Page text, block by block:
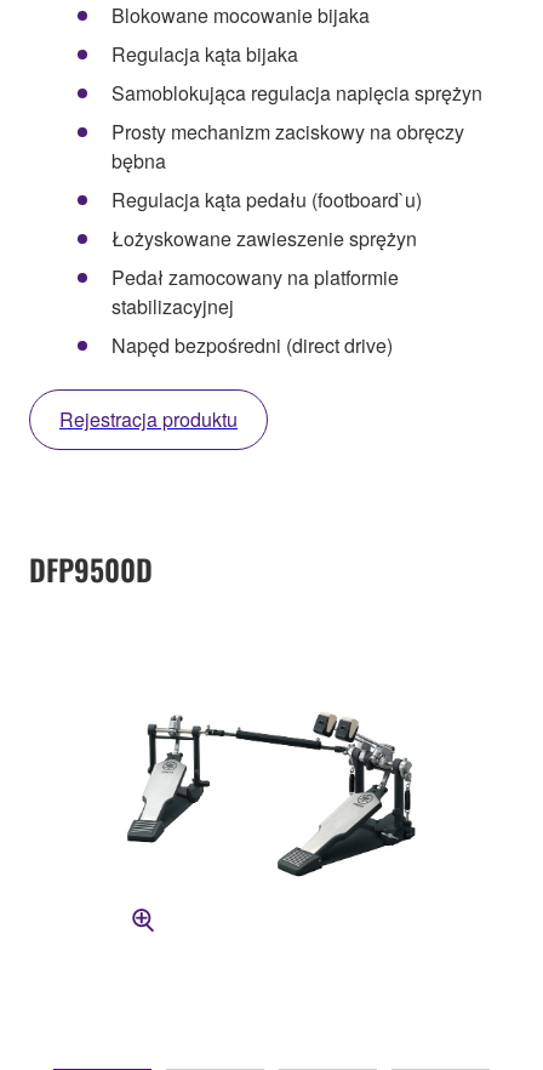
Blokowane mocowanie bijaka
Regulacja kąta bijaka
Samoblokująca regulacja napięcia sprężyn
Prosty mechanizm zaciskowy na obręczy
bębna
Regulacja kąta pedału (footboard`u)
Łożyskowane zawieszenie sprężyn
Pedał zamocowany na platformie
stabilizacyjnej
Napęd bezpośredni (direct drive)
Rejestracja produktu
DFP9500D